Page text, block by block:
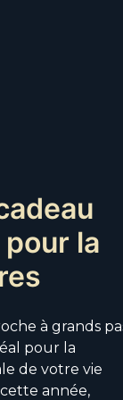
la
à grands
pour la
de votre vie
année,